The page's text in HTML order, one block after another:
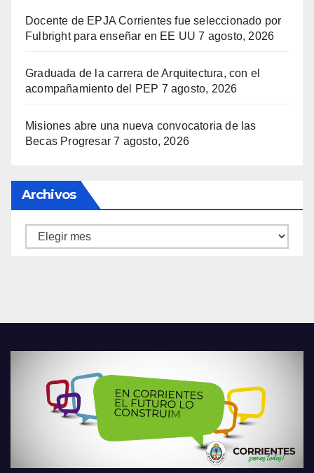
Docente de EPJA Corrientes fue seleccionado por
Fulbright para enseñar en EE UU 7 agosto, 2026
Graduada de la carrera de Arquitectura, con el
acompañamiento del PEP 7 agosto, 2026
Misiones abre una nueva convocatoria de las
Becas Progresar 7 agosto, 2026
Archivos
Archivos